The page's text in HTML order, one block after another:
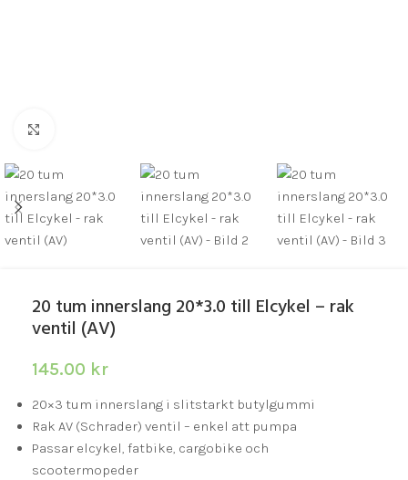
20 tum innerslang 20*3.0 till Elcykel – rak
ventil (AV)
145.00 kr
20×3 tum innerslang i slitstarkt butylgummi
Rak AV (Schrader) ventil – enkel att pumpa
Passar elcykel, fatbike, cargobike och
scootermopeder